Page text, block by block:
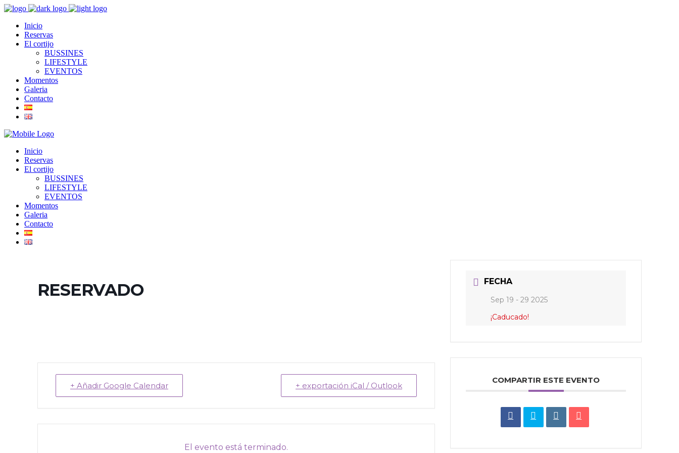
Inicio
Reservas
El cortijo
BUSSINES
LIFESTYLE
EVENTOS
Momentos
Galeria
Contacto
Inicio
Reservas
El cortijo
BUSSINES
LIFESTYLE
EVENTOS
Momentos
Galeria
Contacto
RESERVADO
+ Añadir Google Calendar + exportación iCal / Outlook
El evento está terminado.
FECHA
Sep 19 - 29 2025
¡Caducado!
COMPARTIR ESTE EVENTO